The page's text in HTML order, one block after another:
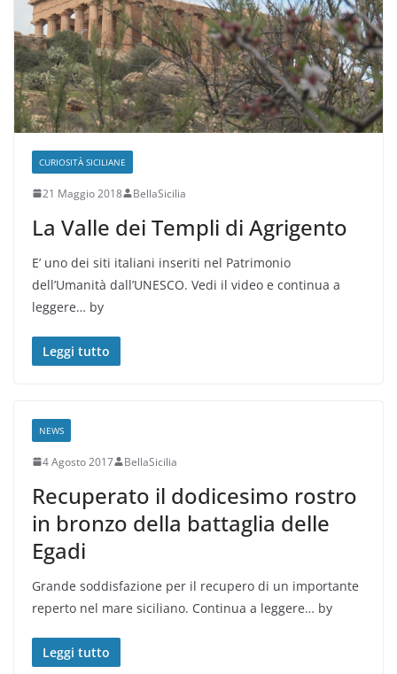
CURIOSITÀ SICILIANE
21 Maggio 2018 BellaSicilia
La Valle dei Templi di Agrigento
E’ uno dei siti italiani inseriti nel Patrimonio
dell’Umanità dall’UNESCO. Vedi il video e continua a
leggere… by
Leggi tutto
NEWS
4 Agosto 2017 BellaSicilia
Recuperato il dodicesimo rostro
in bronzo della battaglia delle
Egadi
Grande soddisfazione per il recupero di un importante
reperto nel mare siciliano. Continua a leggere… by
Leggi tutto